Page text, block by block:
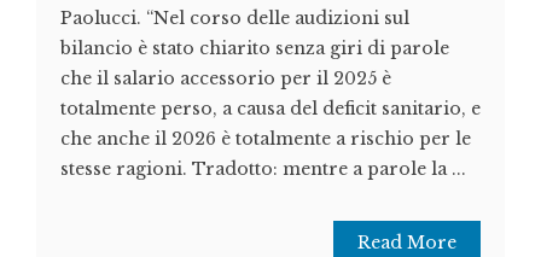
Paolucci. “Nel corso delle audizioni sul
bilancio è stato chiarito senza giri di parole
che il salario accessorio per il 2025 è
totalmente perso, a causa del deficit sanitario, e
che anche il 2026 è totalmente a rischio per le
stesse ragioni. Tradotto: mentre a parole la ...
Read More